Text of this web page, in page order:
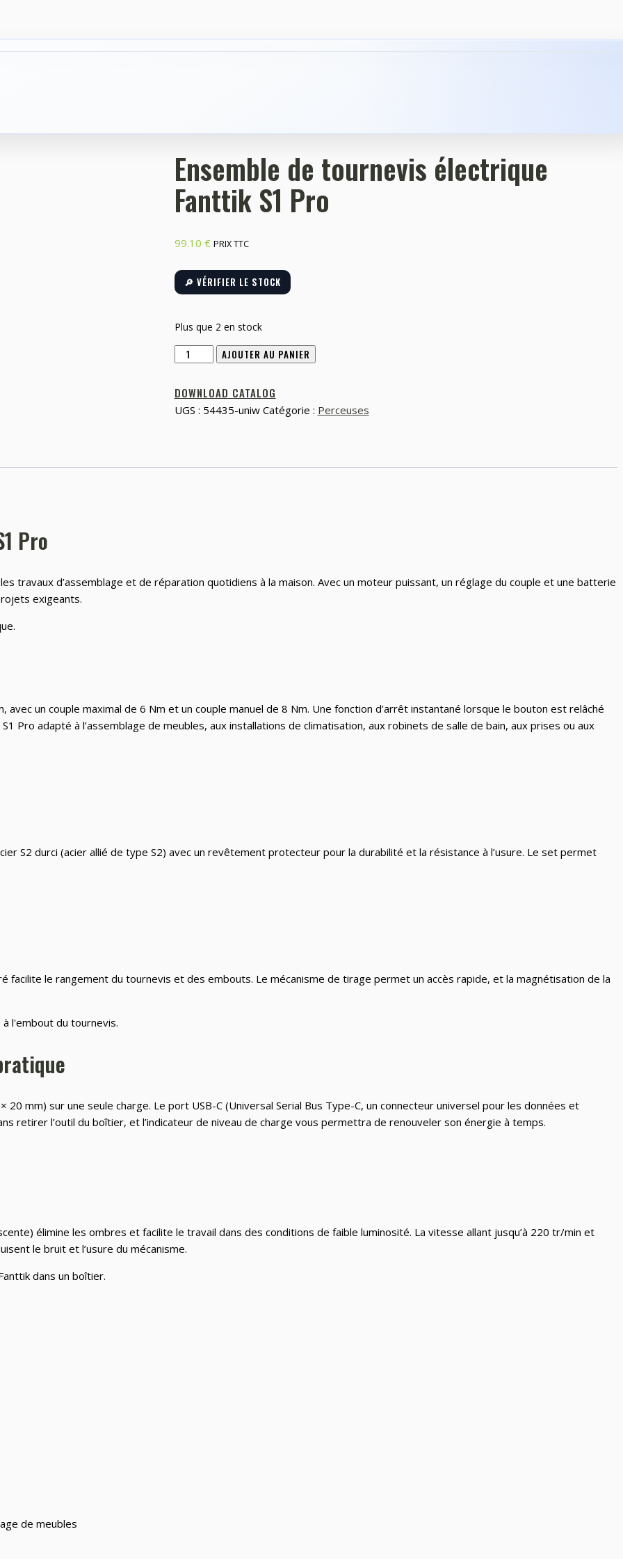
Ensemble de tournevis électrique
Fanttik S1 Pro
99.10 € PRIX TTC
🔎 VÉRIFIER LE STOCK
Plus que 2 en stock
quantité
Ensemble
de
S1
AJOUTER AU PANIER
DOWNLOAD CATALOG
UGS : 54435-uniw Catégorie : Perceuses
Pro
travaux d’assemblage et de réparation quotidiens à la maison. Avec un moteur puissant, un réglage du couple et une batterie
exigeants.
un couple maximal de 6 Nm et un couple manuel de 8 Nm. Une fonction d’arrêt instantané lorsque le bouton est relâché
Pro adapté à l’assemblage de meubles, aux installations de climatisation, aux robinets de salle de bain, aux prises ou aux
S2 durci (acier allié de type S2) avec un revêtement protecteur pour la durabilité et la résistance à l’usure. Le set permet
facilite le rangement du tournevis et des embouts. Le mécanisme de tirage permet un accès rapide, et la magnétisation de la
mm) sur une seule charge. Le port USB-C (Universal Serial Bus Type-C, un connecteur universel pour les données et
retirer l’outil du boîtier, et l’indicateur de niveau de charge vous permettra de renouveler son énergie à temps.
élimine les ombres et facilite le travail dans des conditions de faible luminosité. La vitesse allant jusqu’à 220 tr/min et
le bruit et l’usure du mécanisme.
de meubles